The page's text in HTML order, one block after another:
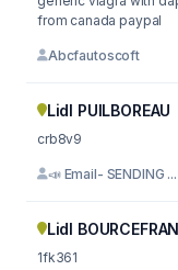
from canada paypal
Abcfautoscoft
Lidl PUILBOREAU
crb8v9
📣 Email- SENDING ...
Lidl
1fk361